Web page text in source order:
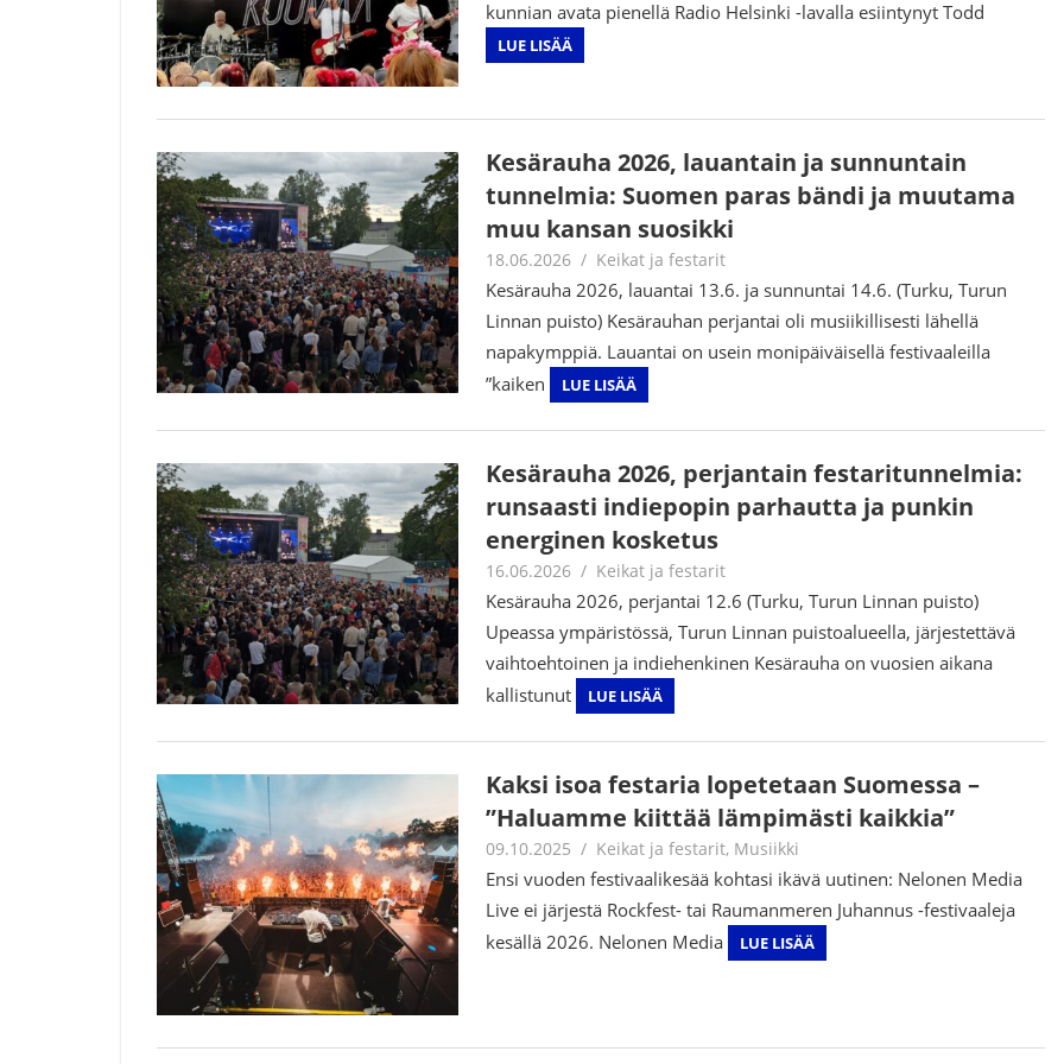
kunnian avata pienellä Radio Helsinki -lavalla esiintynyt Todd
LUE LISÄÄ
Kesärauha 2026, lauantain ja sunnuntain
tunnelmia: Suomen paras bändi ja muutama
muu kansan suosikki
18.06.2026 Juha Kaunisto
Keikat ja festarit
Kesärauha 2026, lauantai 13.6. ja sunnuntai 14.6. (Turku, Turun
Linnan puisto) Kesärauhan perjantai oli musiikillisesti lähellä
napakymppiä. Lauantai on usein monipäiväisellä festivaaleilla
”kaiken
LUE LISÄÄ
Kesärauha 2026, perjantain festaritunnelmia:
runsaasti indiepopin parhautta ja punkin
energinen kosketus
16.06.2026 Juha Kaunisto
Keikat ja festarit
Kesärauha 2026, perjantai 12.6 (Turku, Turun Linnan puisto)
Upeassa ympäristössä, Turun Linnan puistoalueella, järjestettävä
vaihtoehtoinen ja indiehenkinen Kesärauha on vuosien aikana
kallistunut
LUE LISÄÄ
Kaksi isoa festaria lopetetaan Suomessa –
”Haluamme kiittää lämpimästi kaikkia”
09.10.2025 Jouni Hirn
Keikat ja festarit, Musiikki
Ensi vuoden festivaalikesää kohtasi ikävä uutinen: Nelonen Media
Live ei järjestä Rockfest- tai Raumanmeren Juhannus -festivaaleja
kesällä 2026. Nelonen Media
LUE LISÄÄ